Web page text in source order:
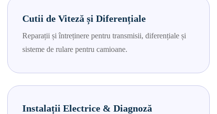
Cutii de Viteză și Diferențiale
Reparații și întreținere pentru transmisii, diferențiale și
sisteme de rulare pentru camioane.
Instalații Electrice & Diagnoză